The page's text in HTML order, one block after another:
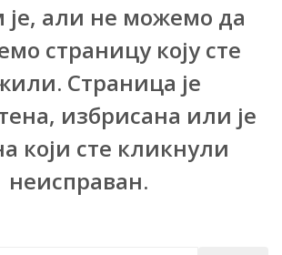
али не можемо да
страницу коју сте
Страница је
избрисана или је
који сте кликнули
неисправан.